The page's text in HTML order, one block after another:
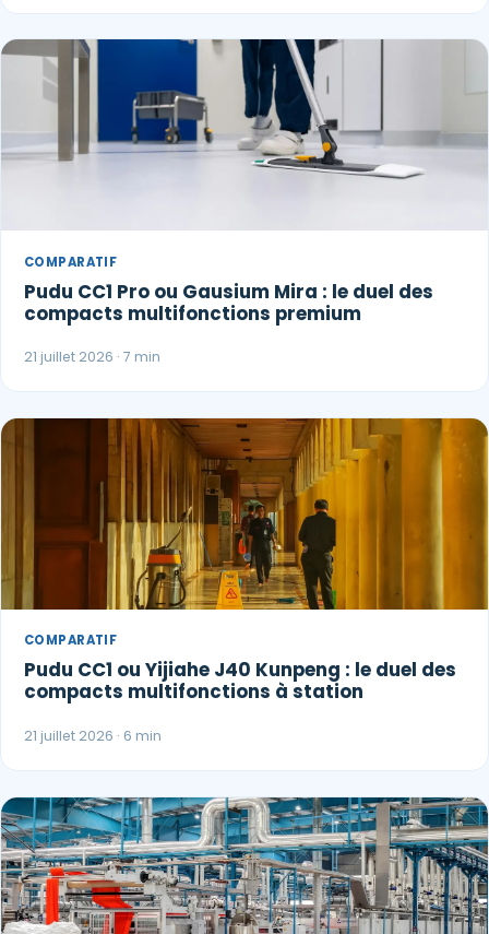
COMPARATIF
Pudu CC1 Pro ou Gausium Mira : le duel des
compacts multifonctions premium
21 juillet 2026 · 7 min
COMPARATIF
Pudu CC1 ou Yijiahe J40 Kunpeng : le duel des
compacts multifonctions à station
21 juillet 2026 · 6 min